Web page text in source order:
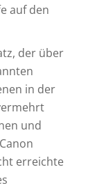
auf den
der über
in der
und
erreichte